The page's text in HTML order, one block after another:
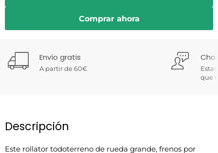
Comprar ahora
Envío gratis
A partir de 60€
que
Descripción
Este rollator todoterreno de rueda grande, frenos por